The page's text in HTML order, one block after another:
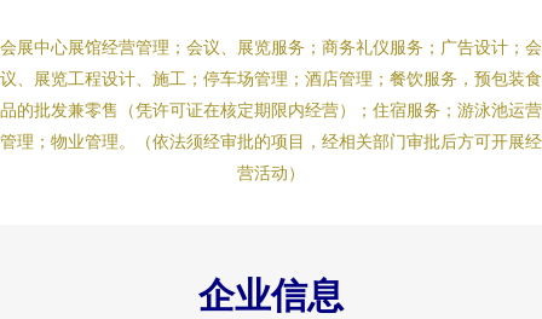
会展中心展馆经营管理；会议、展览服务；商务礼仪服务；广告设计；会
议、展览工程设计、施工；停车场管理；酒店管理；餐饮服务，预包装食
品的批发兼零售（凭许可证在核定期限内经营）；住宿服务；游泳池运营
管理；物业管理。（依法须经审批的项目，经相关部门审批后方可开展经
营活动）
企业信息